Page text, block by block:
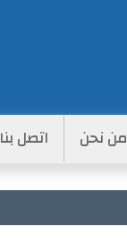
من نحن اتصل بنا